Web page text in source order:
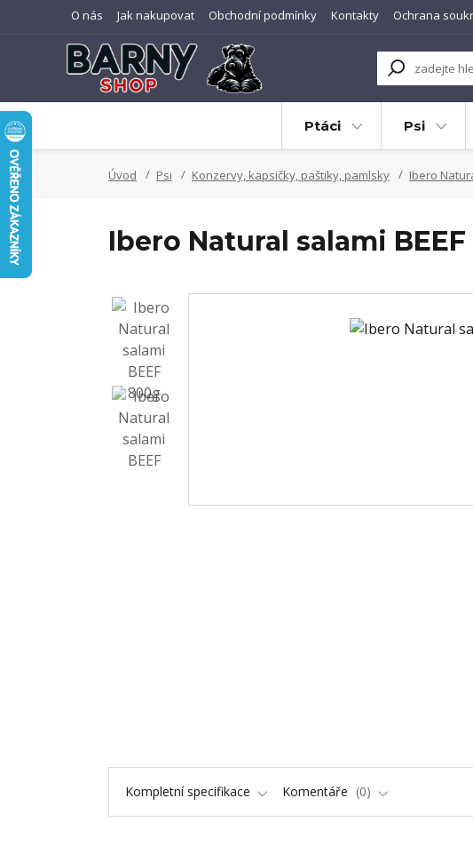
O nás Jak nakupovat Obchodní podmínky Kontakty Ochrana
Ptáci Psi
Úvod Psi Konzervy, kapsičky, paštiky, pamlsky Ibero
Ibero Natural salami
Kompletní specifikace Komentáře 0